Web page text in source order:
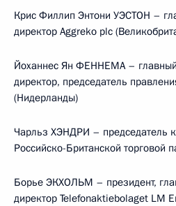
Крис Филлип Энтони УЭСТОН –
директор Aggreko plc
Йоханнес Ян ФЕННЕМА –
директор, председатель
(Нидерланды)
Чарльз ХЭНДРИ – председатель
Российско-Британской торговой
Борье ЭКХОЛЬМ – президент,
директор Telefonaktiebolaget LM